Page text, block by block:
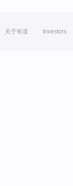
关于有道 Investors